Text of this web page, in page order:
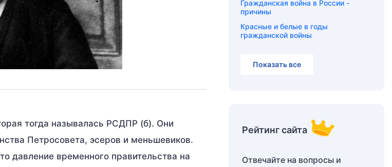
тогда называлась РСДПР (б). Они
Петросовета, эсеров и меньшевиков.
давление временного правительства на
Гражданская война в России -
причины
Красные и белые в годы
гражданской войны
Показать все
Рейтинг сайта
Отвечайте на вопросы и